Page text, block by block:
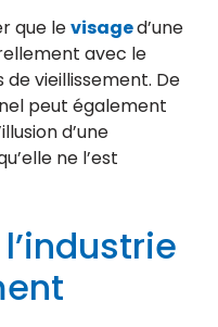
que levisaged’une
avec le
vieillissement. De
peut également
d’une
ne l’est